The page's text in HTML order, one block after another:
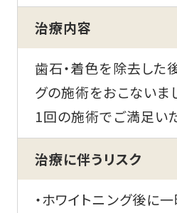
治療内容
歯石・着色を除去した
グの施術をおこないま
1回の施術でご満足い
治療に伴うリスク
・ホワイトニング後に